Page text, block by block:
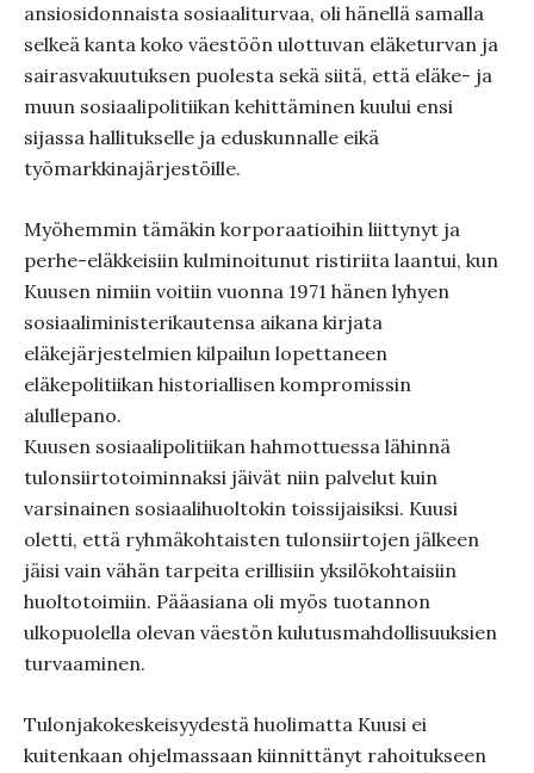
ansiosidonnaista sosiaaliturvaa, oli hänellä samalla
selkeä kanta koko väestöön ulottuvan eläketurvan ja
sairasvakuutuksen puolesta sekä siitä, että eläke- ja
muun sosiaalipolitiikan kehittäminen kuului ensi
sijassa hallitukselle ja eduskunnalle eikä
työmarkkinajärjestöille.
Myöhemmin tämäkin korporaatioihin liittynyt ja
perhe-eläkkeisiin kulminoitunut ristiriita laantui, kun
Kuusen nimiin voitiin vuonna 1971 hänen lyhyen
sosiaaliministerikautensa aikana kirjata
eläkejärjestelmien kilpailun lopettaneen
eläkepolitiikan historiallisen kompromissin
alullepano.
Kuusen sosiaalipolitiikan hahmottuessa lähinnä
tulonsiirtotoiminnaksi jäivät niin palvelut kuin
varsinainen sosiaalihuoltokin toissijaisiksi. Kuusi
oletti, että ryhmäkohtaisten tulonsiirtojen jälkeen
jäisi vain vähän tarpeita erillisiin yksilökohtaisiin
huoltotoimiin. Pääasiana oli myös tuotannon
ulkopuolella olevan väestön kulutusmahdollisuuksien
turvaaminen.
Tulonjakokeskeisyydestä huolimatta Kuusi ei
kuitenkaan ohjelmassaan kiinnittänyt rahoitukseen